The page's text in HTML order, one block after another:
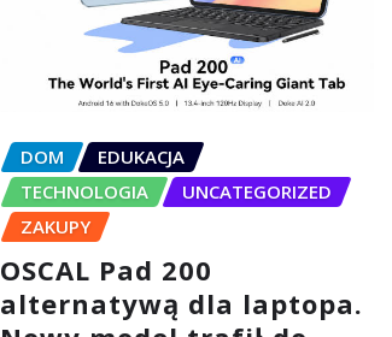
DOM
EDUKACJA
TECHNOLOGIA
UNCATEGORIZED
ZAKUPY
OSCAL Pad 200
alternatywą dla laptopa.